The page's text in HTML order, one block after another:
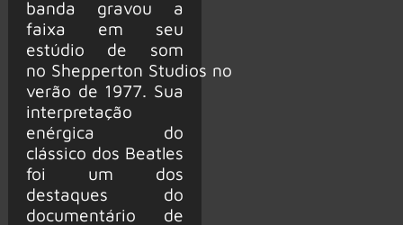
banda gravou a
faixa em seu
estúdio de som
no Shepperton Studios no
verão de 1977. Sua
interpretação
enérgica do
clássico dos Beatles
foi um dos
destaques do
documentário de